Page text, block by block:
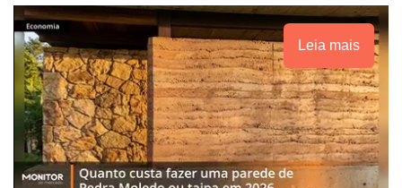
Leia mais